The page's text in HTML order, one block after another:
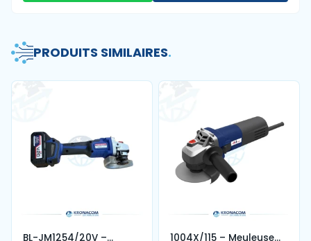
PRODUITS SIMILAIRES.
BL-JM1254/20V –
1004X/115 – Meuleuse